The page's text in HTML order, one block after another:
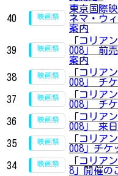
40
東京国際
ネマ・ウ
案内
39
「コリア
008」 前
案内
38
「コリア
008」 チ
37
「コリア
008」 チ
36
「コリア
008」 来
35
「コリア
008」チ
34
「コリア
8」開催の